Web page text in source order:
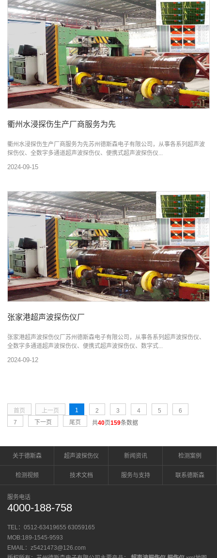
衢州水浸探伤生产厂商服务为先
衢州水浸探伤生产厂商服务为先苏州德斯森电子有限公司，从事各系列超声波
探伤仪、全数字多通道超声波探伤仪、便携式超声波探伤仪...
2024-09-15
张家港超声波探伤仪厂
张家港超声波探伤仪厂苏州德斯森电子有限公司，从事各系列超声波探伤仪、
全数字多通道超声波探伤仪、便携式超声波探伤仪、数字式...
2024-09-12
首页 上一页 1 2 3 4 5
6
7
下一页 尾页 共40页159条数据
关于德斯森 超声波探伤仪 新闻资讯 检测案例
检测视频 技术文档 服务与支持 联系德斯森
服务电话
4000-188-758
TEL：0512-63419655 63059165
MOB:189-1545-9593
EMAIL：z5421473@126.com